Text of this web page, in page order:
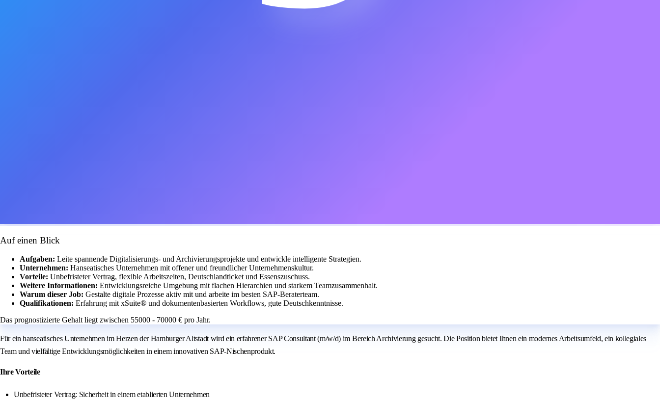
Auf einen Blick
Aufgaben: Leite spannende Digitalisierungs- und Archivierungsprojekte und entwickle intelligente Strategien.
Unternehmen: Hanseatisches Unternehmen mit offener und freundlicher Unternehmenskultur.
Vorteile: Unbefristeter Vertrag, flexible Arbeitszeiten, Deutschlandticket und Essenszuschuss.
Weitere Informationen: Entwicklungsreiche Umgebung mit flachen Hierarchien und starkem Teamzusammenhalt.
Warum dieser Job: Gestalte digitale Prozesse aktiv mit und arbeite im besten SAP-Beraterteam.
Qualifikationen: Erfahrung mit xSuite® und dokumentenbasierten Workflows, gute Deutschkenntnisse.
Das prognostizierte Gehalt liegt zwischen 55000 - 70000 € pro Jahr.
Für ein hanseatisches Unternehmen im Herzen der Hamburger Altstadt wird ein erfahrener SAP Consultant (m/w/d) im Bereich Archivierung gesucht. Die Position bietet Ihnen ein modernes Arbeitsumfeld, ein kollegiales
Team und vielfältige Entwicklungsmöglichkeiten in einem innovativen SAP-Nischenprodukt.
Ihre Vorteile
Unbefristeter Vertrag: Sicherheit in einem etablierten Unternehmen